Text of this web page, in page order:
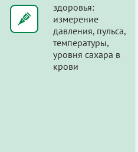
здоровья:
измерение
давления, пульса,
температуры,
уровня сахара в
крови